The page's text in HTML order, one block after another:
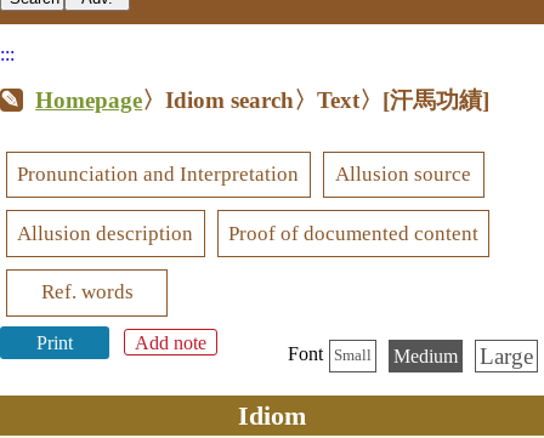
:::
Homepage〉Idiom search〉Text〉 [汗馬功績]
Pronunciation and Interpretation Allusion source
Allusion description Proof of documented content
Ref. words
Print Add note
Font Small Medium Large
Idiom